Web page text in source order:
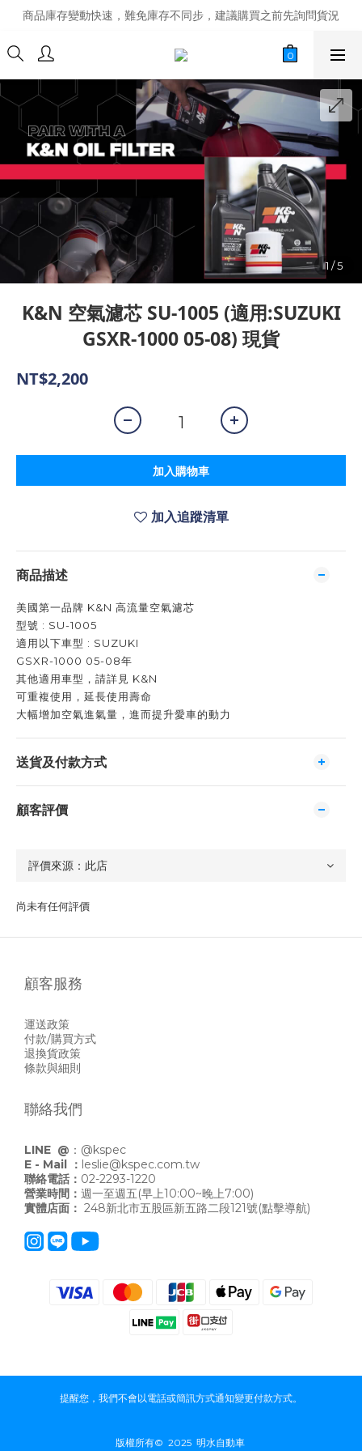
商品庫存變動快速，難免庫存不同步，建議購買之前先詢問貨況
商品庫存變動快速，難免庫存不同步，建議購買之前先詢問貨況
經營超過20年的改裝老字號，安全有保障
商品庫存變動快速，難免庫存不同步，建議購買之前先詢問貨況
K&N 空氣濾芯 SU-1005 (適用:SUZUKI
GSXR-1000 05-08) 現貨
NT$2,200
加入購物車
加入追蹤清單
商品描述
美國第一品牌 K&N 高流量空氣濾芯
型號 : SU-1005
適用以下車型 : SUZUKI
GSXR-1000 05-08年
其他適用車型，請詳見 K&N
可重複使用，延長使用壽命
大幅增加空氣進氣量，進而提升愛車的動力
送貨及付款方式
顧客評價
尚未有任何評價
顧客服務
運送政策
付款/購買方式
退換貨政策
條款與細則
聯絡我們
LINE @ ： @kspec
E - Mail ： leslie@kspec.com.tw
聯絡電話： 02-2293-1220
營業時間： 週一至週五(早上10:00~晚上7:00)
實體店面： 248新北市五股區新五路二段121號(點擊導航)
提醒您，我們不會以電話或簡訊方式通知變更付款方式。
版權所有© 2025 明水自動車